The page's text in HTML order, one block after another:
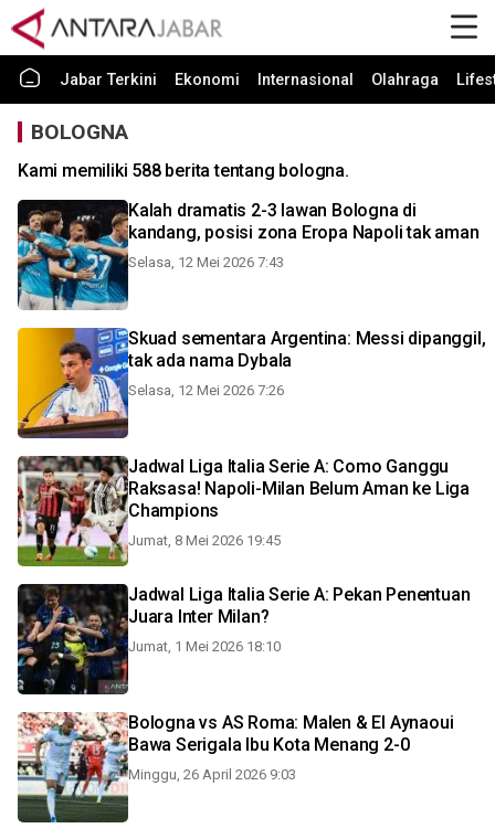
Jabar Terkini Ekonomi Internasional Olahraga
BOLOGNA
Kami memiliki 588 berita tentang bologna.
Kalah dramatis 2-3 lawan Bologna di
kandang, posisi zona Eropa Napoli tak aman
Selasa, 12 Mei 2026 7:43
Skuad sementara Argentina: Messi dipanggil,
tak ada nama Dybala
Selasa, 12 Mei 2026 7:26
Jadwal Liga Italia Serie A: Como Ganggu
Raksasa! Napoli-Milan Belum Aman ke Liga
Champions
Jumat, 8 Mei 2026 19:45
Jadwal Liga Italia Serie A: Pekan Penentuan
Juara Inter Milan?
Jumat, 1 Mei 2026 18:10
Bologna vs AS Roma: Malen & El Aynaoui
Bawa Serigala Ibu Kota Menang 2-0
Minggu, 26 April 2026 9:03